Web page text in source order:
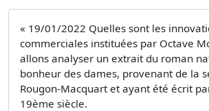
« 19/01/2022 Quelles sont les
commerciales instituées par Octave
allons analyser un extrait du roman
bonheur des dames, provenant de la
Rougon-Macquart et ayant été écrit
19ème siècle.